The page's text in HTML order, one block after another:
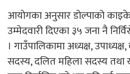
आयोगका अनुसार डोल्पाको
उम्मेदवारी दिएका ३५ जना नै
। गाउँपालिकामा अध्यक्ष,
सदस्य, दलित महिला सदस्य